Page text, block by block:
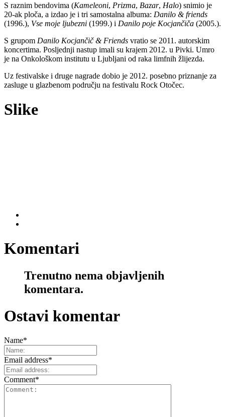
S raznim bendovima (Kameleoni, Prizma, Bazar, Halo) snimio je
20-ak ploča, a izdao je i tri samostalna albuma: Danilo & friends
(1996.), Vse moje ljubezni (1999.) i Danilo poje Kocjančiča (2005.).
S grupom Danilo Kocjančič & Friends vratio se 2011. autorskim
koncertima. Posljednji nastup imali su krajem 2012. u Pivki. Umro
je na Onkološkom institutu u Ljubljani od raka limfnih žlijezda.
Uz festivalske i druge nagrade dobio je 2012. posebno priznanje za
zasluge u glazbenom području na festivalu Rock Otočec.
Slike
Komentari
Trenutno nema objavljenih
komentara.
Ostavi komentar
Name*
Email address*
Comment*